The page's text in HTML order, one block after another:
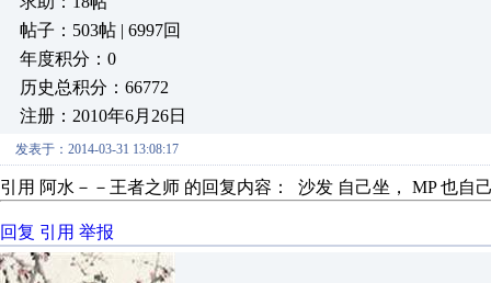
帖子：503帖 | 6997回
年度积分：0
历史总积分：66772
注册：2010年6月26日
发表于：2014-03-31 13:08:17
引用 阿水－－王者之师 的回复内容： 沙发 自己坐， MP 也自
回复 引用 举报